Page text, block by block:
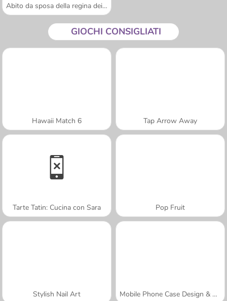
Abito da sposa della regina dei draghi
GIOCHI CONSIGLIATI
Hawaii Match 6 Tap Arrow Away
Tarte Tatin: Cucina con Sara Pop Fruit
Stylish Nail Art Mobile Phone Case Design & DIY